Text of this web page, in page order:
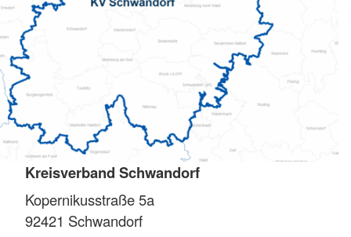
Kreisverband Schwandorf
Kopernikusstraße 5a
92421 Schwandorf